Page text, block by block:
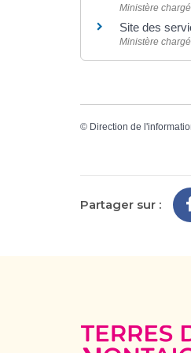
Ministère
Site des
Ministère
© Direction de
Partager sur :